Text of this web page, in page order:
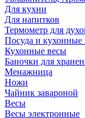
Для кухни
Для напитков
Термометр для
Посуда и кухонные
Кухонные весы
Баночки для
Менажница
Ножи
Чайник завароной
Весы
Весы электронные